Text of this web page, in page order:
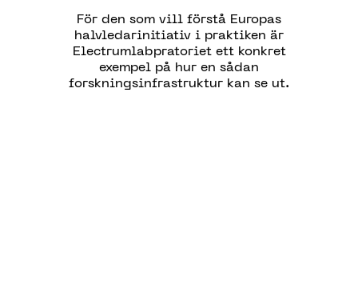
För den som vill förstå Europas
halvledarinitiativ i praktiken är
Electrumlabpratoriet ett konkret
exempel på hur en sådan
forskningsinfrastruktur kan se ut.